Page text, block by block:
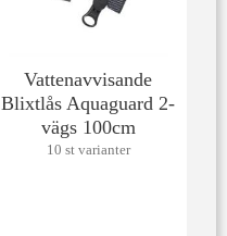
Vattenavvisande
Blixtlås Aquaguard 2-
vägs 100cm
10 st varianter